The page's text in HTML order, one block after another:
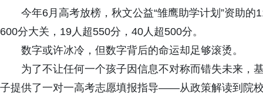
今年6月高考放榜，秋文公益“雏鹰助学计划”资助
600分大关，19人超550分，40人超500分。
数字或许冰冷，但数字背后的命运却足够滚烫。
为了不让任何一个孩子因信息不对称而错失未来，
子提供了一对一高考志愿填报指导——从政策解读到院